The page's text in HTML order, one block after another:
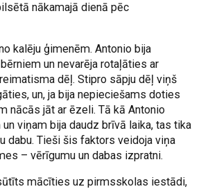
nākamajā dienā pēc
kalēju ģimenēm. Antonio bija
un nevarēja rotaļāties ar
dēļ. Stipro sāpju dēļ viņš
un, ja bija nepieciešams doties
nācās jāt ar ēzeli. Tā kā Antonio
viņam bija daudz brīvā laika, tas tika
dabu. Tieši šis faktors veidoja viņa
– vērīgumu un dabas izpratni.
mācīties uz pirmsskolas iestādi,